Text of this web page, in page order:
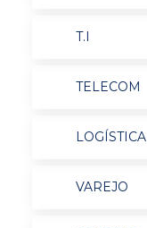
T.I
TELECOM
LOGÍSTICA
VAREJO